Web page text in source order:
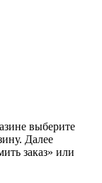
выберите
Далее
заказ» или